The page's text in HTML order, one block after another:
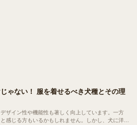
ゃない！ 服を着せるべき犬種とその理
ザイン性や機能性も著しく向上しています。一方
感じる方もいるかもしれません。しかし、犬に洋服